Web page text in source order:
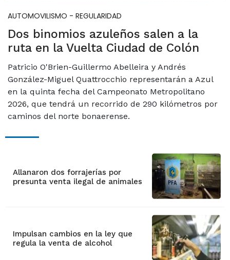
AUTOMOVILISMO - REGULARIDAD
Dos binomios azuleños salen a la
ruta en la Vuelta Ciudad de Colón
Patricio O'Brien-Guillermo Abelleira y Andrés
González-Miguel Quattrocchio representarán a Azul
en la quinta fecha del Campeonato Metropolitano
2026, que tendrá un recorrido de 290 kilómetros por
caminos del norte bonaerense.
Allanaron dos forrajerías por
presunta venta ilegal de animales
Impulsan cambios en la ley que
regula la venta de alcohol